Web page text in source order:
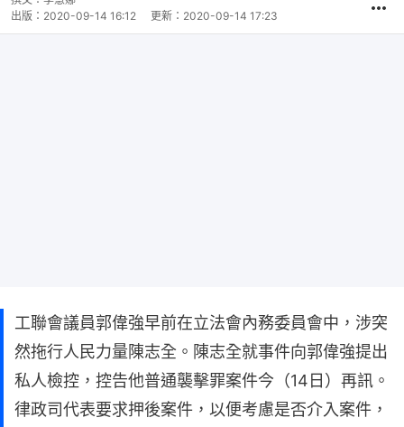
出版： 2020-09-14 16:12 更新： 2020-09-14 17:23
工聯會議員郭偉強早前在立法會內務委員會中，涉突
然拖行人民力量陳志全。陳志全就事件向郭偉強提出
私人檢控，控告他普通襲擊罪案件今（14日）再訊。
律政司代表要求押後案件，以便考慮是否介入案件，